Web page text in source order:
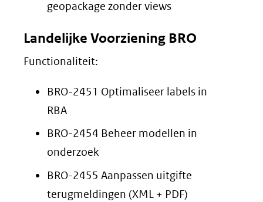
geopackage zonder views
Landelijke Voorziening BRO
Functionaliteit:
BRO-2451 Optimaliseer labels in
RBA
BRO-2454 Beheer modellen in
onderzoek
BRO-2455 Aanpassen uitgifte
terugmeldingen (XML + PDF)